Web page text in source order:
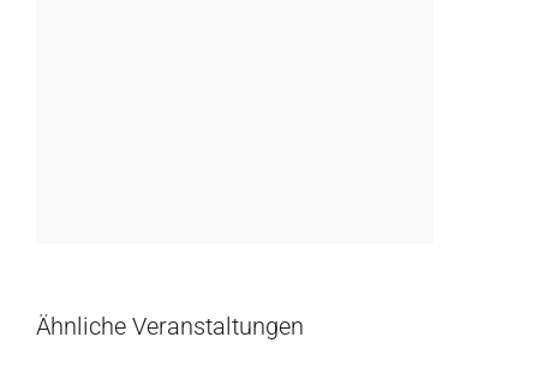
Ähnliche Veranstaltungen